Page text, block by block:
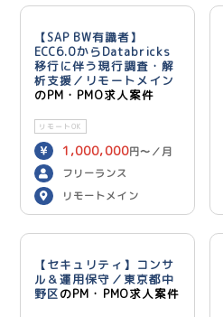
【SAP BW有識者】
ECC6.0からDatabricks
移行に伴う現行調査・解
析支援／リモートメイン
のPM・PMO求人案件
リモートOK
1,000,000円〜／月
フリーランス
リモートメイン
【セキュリティ】コンサ
ル＆運用保守／東京都中
野区のPM・PMO求人案件